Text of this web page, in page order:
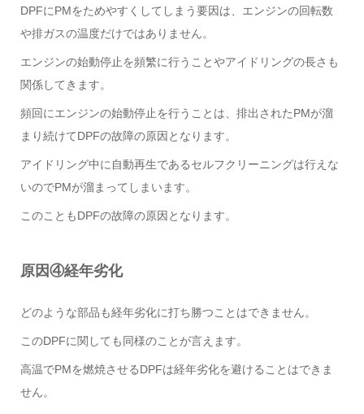
DPFにPMをためやすくしてしまう要因は、エンジンの回転数
や排ガスの温度だけではありません。
エンジンの始動停止を頻繁に行うことやアイドリングの長さも
関係してきます。
頻回にエンジンの始動停止を行うことは、排出されたPMが溜
まり続けてDPFの故障の原因となります。
アイドリング中に自動再生であるセルフクリーニングは行えな
いのでPMが溜まってしまいます。
このこともDPFの故障の原因となります。
原因④経年劣化
どのような部品も経年劣化に打ち勝つことはできません。
このDPFに関しても同様のことが言えます。
高温でPMを燃焼させるDPFは経年劣化を避けることはできま
せん。